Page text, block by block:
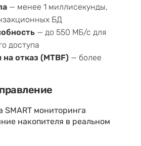
— менее 1 миллисекунды,
БД
— до 550 МБ/с для
доступа
отказ (MTBF) — более
мониторинга
накопителя в реальном